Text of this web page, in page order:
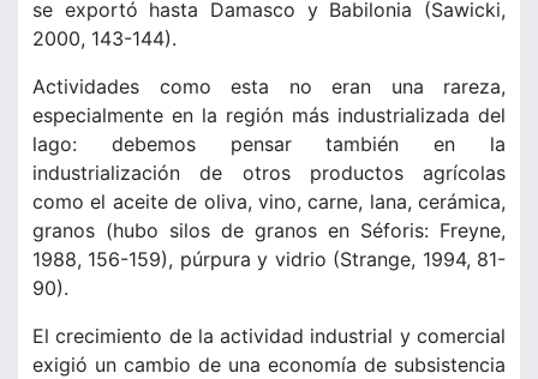
se exportó hasta Damasco y Babilonia (Sawicki,
2000, 143-144).
Actividades como esta no eran una rareza,
especialmente en la región más industrializada del
lago: debemos pensar también en la
industrialización de otros productos agrícolas
como el aceite de oliva, vino, carne, lana, cerámica,
granos (hubo silos de granos en Séforis: Freyne,
1988, 156-159), púrpura y vidrio (Strange, 1994, 81-
90).
El crecimiento de la actividad industrial y comercial
exigió un cambio de una economía de subsistencia